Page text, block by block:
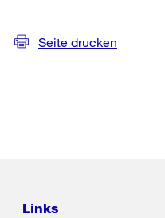
Seite drucken
Links